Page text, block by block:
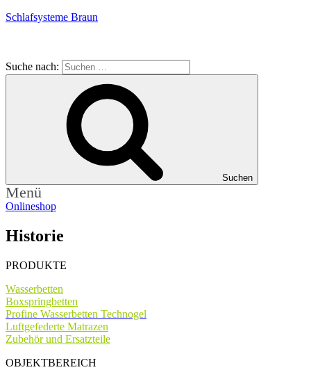
Schlafsysteme Braun
Suche nach:
Suchen
Menü
Onlineshop
Historie
PRODUKTE
Wasserbetten
Boxspringbetten
Profine Wasserbetten Technogel
Luftgefederte Matrazen
Zubehör und Ersatzteile
OBJEKTBEREICH